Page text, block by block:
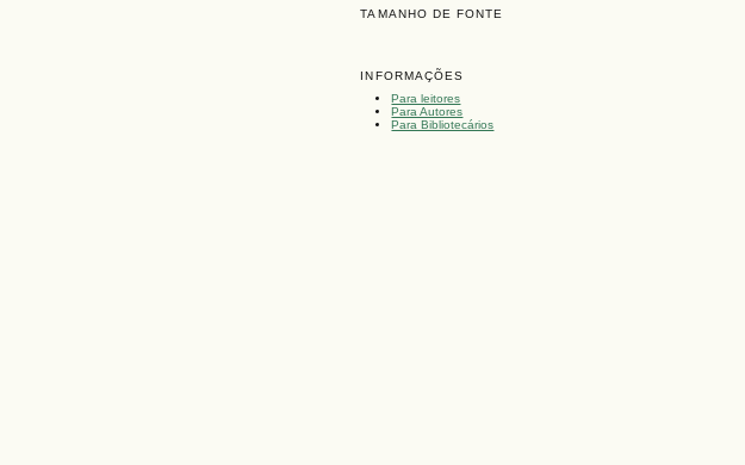
TAMANHO DE FONTE
INFORMAÇÕES
Para leitores
Para Autores
Para Bibliotecários